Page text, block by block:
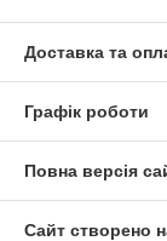
Доставка та
Графік роботи
Повна версія
Сайт створено